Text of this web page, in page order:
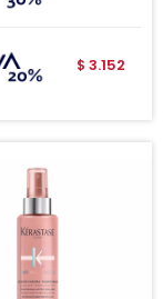
$ 3.152